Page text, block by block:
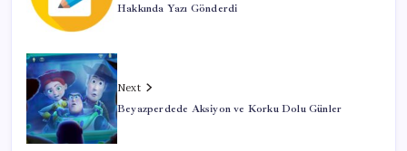
Hakkında Yazı Gönderdi
Next
Beyazperdede Aksiyon ve Korku Dolu Günler